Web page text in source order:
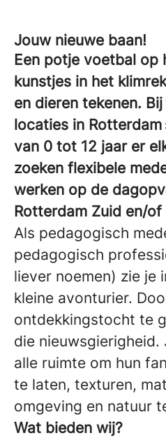
Jouw nieuwe baan!
Een potje voetbal op
kunstjes in het
en dieren tekenen.
locaties in Rotterdam
van 0 tot 12 jaar er
zoeken flexibele
werken op de
Rotterdam Zuid en/
Als pedagogisch
pedagogisch
liever noemen) zie je
kleine avonturier.
ontdekkingstocht te
die nieuwsgierigheid.
alle ruimte om hun
te laten, texturen,
omgeving en natuur
Wat bieden wij?